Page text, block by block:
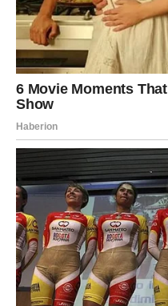
S vremena na vrijeme
izvijte kičmu, koliko vam to
pomaže rasterećenju
ramenima.
Zaključak
Prema dr Bubnovskom,
njegov lijek. Redovna,
može značajno poboljšati
već imaju hronične tegobe.
pokreće, to se i obnavlja.